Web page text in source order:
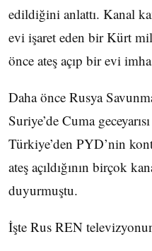
edildiğini anlattı. Kanal
evi işaret eden bir Kürt
önce ateş açıp bir evi
Daha önce Rusya
Suriye’de Cuma
Türkiye’den PYD’nin
ateş açıldığının birçok
duyurmuştu.
İşte Rus REN